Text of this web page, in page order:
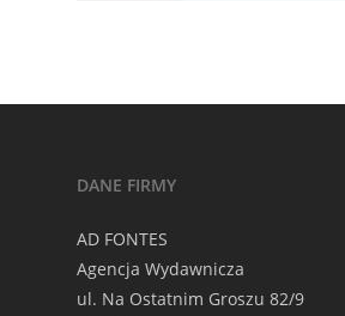
DANE FIRMY
AD FONTES
Agencja Wydawnicza
ul. Na Ostatnim Groszu 82/9